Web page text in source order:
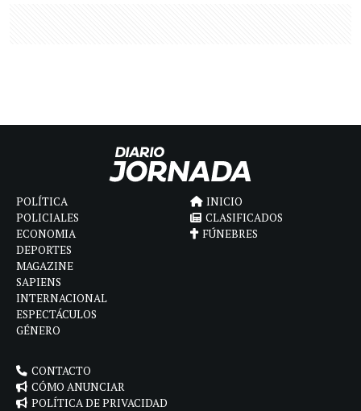
POLÍTICA
POLICIALES
ECONOMIA
DEPORTES
MAGAZINE
SAPIENS
INTERNACIONAL
ESPECTÁCULOS
GÉNERO
INICIO
CLASIFICADOS
FÚNEBRES
CONTACTO
CÓMO ANUNCIAR
POLÍTICA DE PRIVACIDAD